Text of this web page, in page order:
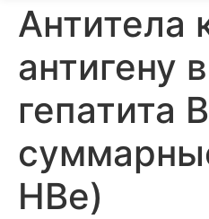
Антитела
антигену
гепатита
HBе)